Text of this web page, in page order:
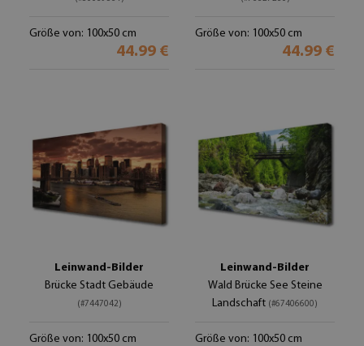
Größe von: 100x50 cm
44.99 €
Größe von: 100x50 cm
44.99 €
Leinwand-Bilder
Brücke Stadt Gebäude
(#7447042)
Größe von: 100x50 cm
Leinwand-Bilder
Wald Brücke See Steine
Landschaft (#67406600)
Größe von: 100x50 cm